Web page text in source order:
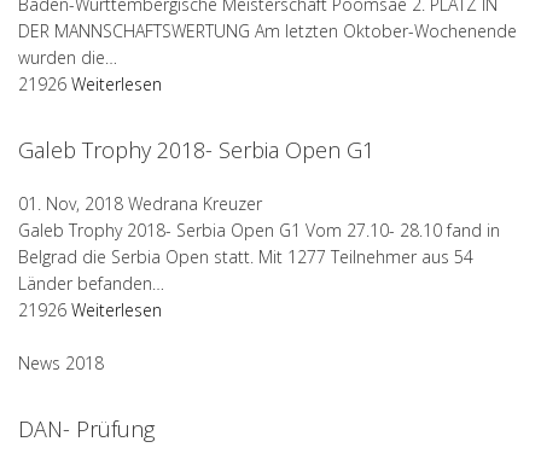
DER MANNSCHAFTSWERTUNG Am letzten Oktober-Wochenende
wurden die…
21926 Weiterlesen
Galeb Trophy 2018- Serbia Open G1
01. Nov, 2018 Wedrana Kreuzer
Galeb Trophy 2018- Serbia Open G1 Vom 27.10- 28.10 fand in
Belgrad die Serbia Open statt. Mit 1277 Teilnehmer aus 54
Länder befanden…
21926 Weiterlesen
News 2018
DAN- Prüfung